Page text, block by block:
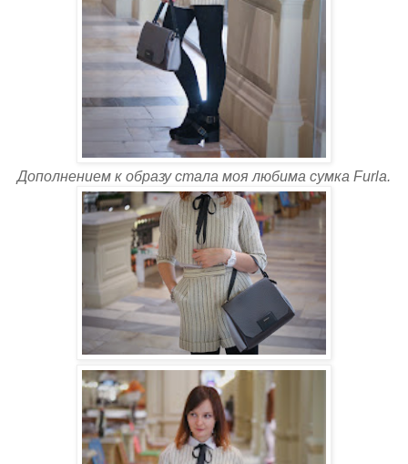
Дополнением к образу стала моя любима сумка Furla.